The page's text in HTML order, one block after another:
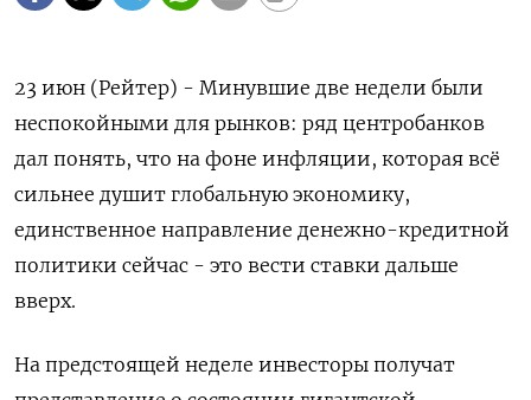
23 июн (Рейтер) - Минувшие две недели были
неспокойными для рынков: ряд центробанков
дал понять, что на фоне инфляции, которая всё
сильнее душит глобальную экономику,
единственное направление денежно-кредитной
политики сейчас - это вести ставки дальше
вверх.
На предстоящей неделе инвесторы получат